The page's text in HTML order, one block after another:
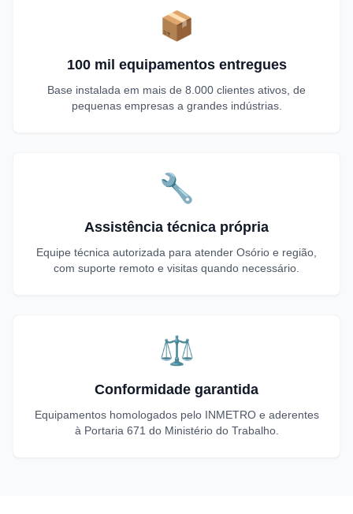
📦
100 mil equipamentos entregues
Base instalada em mais de 8.000 clientes ativos, de
pequenas empresas a grandes indústrias.
🔧
Assistência técnica própria
Equipe técnica autorizada para atender Osório e região,
com suporte remoto e visitas quando necessário.
⚖️
Conformidade garantida
Equipamentos homologados pelo INMETRO e aderentes
à Portaria 671 do Ministério do Trabalho.